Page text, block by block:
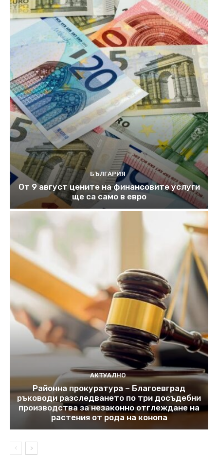
БЪЛГАРИЯ
От 9 август цените на финансовите услуги
ще са само в евро
АКТУАЛНО
Районна прокуратура – Благоевград
ръководи разследването по три досъдебни
производства за незаконно отглеждане на
растения от рода на конопа